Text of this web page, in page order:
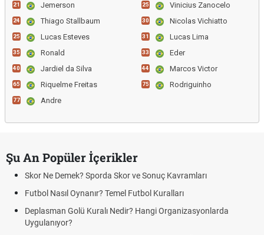
21 Jemerson
24 Thiago Stallbaum
25 Lucas Esteves
35 Ronald
40 Jardiel da Silva
65 Riquelme Freitas
77 Andre
25 Vinicius Zanocelo
30 Nicolas Vichiatto
31 Lucas Lima
33 Eder
44 Marcos Victor
75 Rodriguinho
Şu An Popüler İçerikler
Skor Ne Demek? Sporda Skor ve Sonuç Kavramları
Futbol Nasıl Oynanır? Temel Futbol Kuralları
Deplasman Golü Kuralı Nedir? Hangi Organizasyonlarda
Uygulanıyor?